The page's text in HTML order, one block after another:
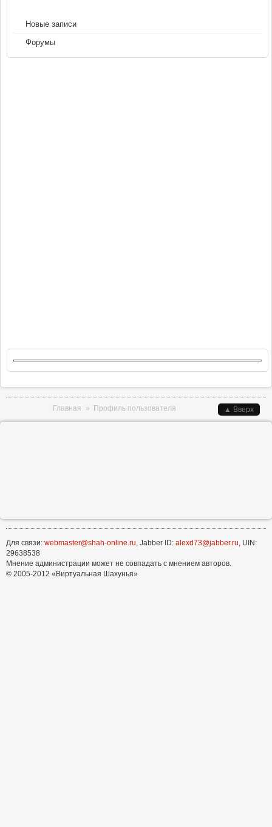
Новые записи
Форумы
Главная » Профиль пользователя ▲ Вверх
Для связи: webmaster@shah-online.ru, Jabber ID: alexd73@jabber.ru, UIN:
29638538
Мнение администрации может не совпадать с мнением авторов.
© 2005-2012 «Виртуальная Шахунья»